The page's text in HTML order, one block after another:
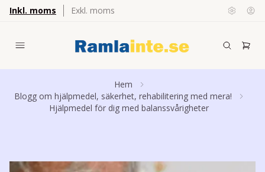
Inkl. moms Exkl. moms
Hem
Blogg om hjälpmedel, säkerhet, rehabilitering med mera!
Hjälpmedel för dig med balanssvårigheter